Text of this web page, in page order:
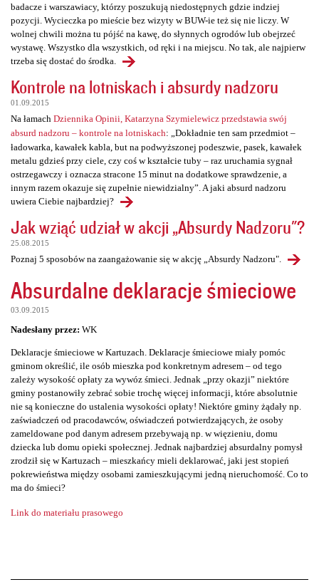
badacze i warszawiacy, którzy poszukują niedostępnych gdzie indziej
pozycji. Wycieczka po mieście bez wizyty w BUW-ie też się nie liczy. W
wolnej chwili można tu pójść na kawę, do słynnych ogrodów lub obejrzeć
wystawę. Wszystko dla wszystkich, od ręki i na miejscu. No tak, ale najpierw
trzeba się dostać do środka.
Kontrole na lotniskach i absurdy nadzoru
01.09.2015
Na łamach Dziennika Opinii, Katarzyna Szymielewicz przedstawia swój
absurd nadzoru – kontrole na lotniskach: „Dokładnie ten sam przedmiot –
ładowarka, kawałek kabla, but na podwyższonej podeszwie, pasek, kawałek
metalu gdzieś przy ciele, czy coś w kształcie tuby – raz uruchamia sygnał
ostrzegawczy i oznacza stracone 15 minut na dodatkowe sprawdzenie, a
innym razem okazuje się zupełnie niewidzialny”. A jaki absurd nadzoru
uwiera Ciebie najbardziej?
Jak wziąć udział w akcji „Absurdy Nadzoru"?
25.08.2015
Poznaj 5 sposobów na zaangażowanie się w akcję „Absurdy Nadzoru".
Absurdalne deklaracje śmieciowe
03.09.2015
Nadesłany przez: WK
Deklaracje śmieciowe w Kartuzach. Deklaracje śmieciowe miały pomóc
gminom określić, ile osób mieszka pod konkretnym adresem – od tego
zależy wysokość opłaty za wywóz śmieci. Jednak „przy okazji” niektóre
gminy postanowiły zebrać sobie trochę więcej informacji, które absolutnie
nie są konieczne do ustalenia wysokości opłaty! Niektóre gminy żądały np.
zaświadczeń od pracodawców, oświadczeń potwierdzających, że osoby
zameldowane pod danym adresem przebywają np. w więzieniu, domu
dziecka lub domu opieki społecznej. Jednak najbardziej absurdalny pomysł
zrodził się w Kartuzach – mieszkańcy mieli deklarować, jaki jest stopień
pokrewieństwa między osobami zamieszkującymi jedną nieruchomość. Co to
ma do śmieci?
Link do materiału prasowego